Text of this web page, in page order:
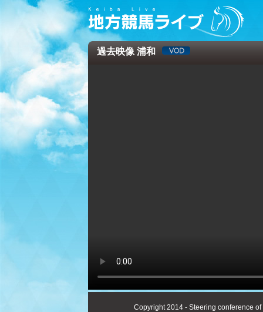
過去映像 浦和
Copyright 2014 - Steering conference